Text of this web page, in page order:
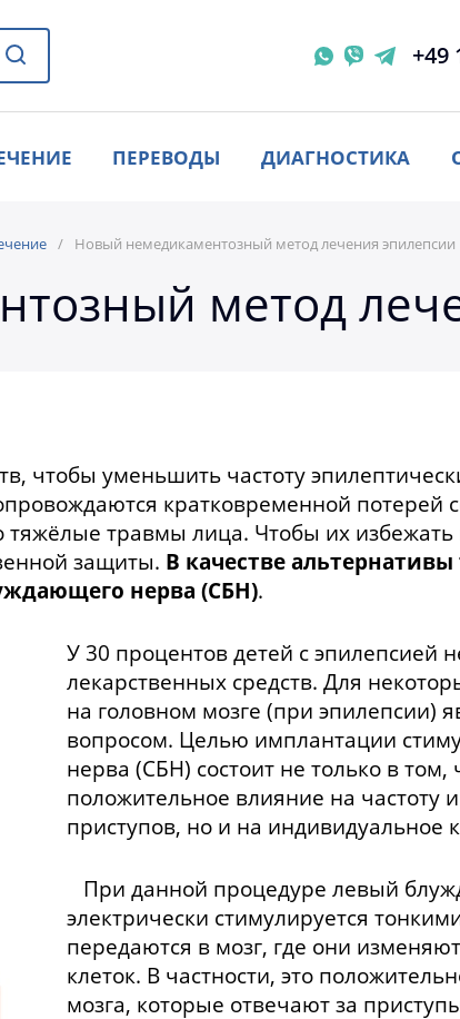
+49
ПЕРЕВОДЫ ДИАГНОСТИКА
Новый немедикаментозный метод лечения эпилепсии
метод
чтобы уменьшить частоту
кратковременной потерей
тяжёлые травмы лица. Чтобы их
защиты. В качестве
нерва (СБН).
У 30 процентов детей с эпилепсией
лекарственных средств. Для
на головном мозге (при эпилепсии)
вопросом. Целью имплантации
нерва (СБН) состоит не только в том,
положительное влияние на частоту
приступов, но и на индивидуальное
При данной процедуре левый
электрически стимулируется
передаются в мозг, где они
клеток. В частности, это
мозга, которые отвечают за